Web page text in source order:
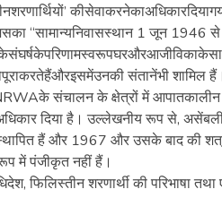
“सामान्यनिवासस्थान 1 जून
संतानेंभी शामिल हैं।
संचालन के क्षेत्रों में आपातकालीन
दिया है। उल्लेखनीय रूप से,
हैं और 1967 और उसके बाद की
में पंजीकृत नहीं हैं।
फिलिस्तीन शरणार्थी की परिभाषा